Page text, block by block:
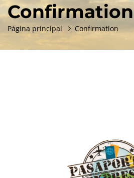
Confirmation
Página principal Confirmation